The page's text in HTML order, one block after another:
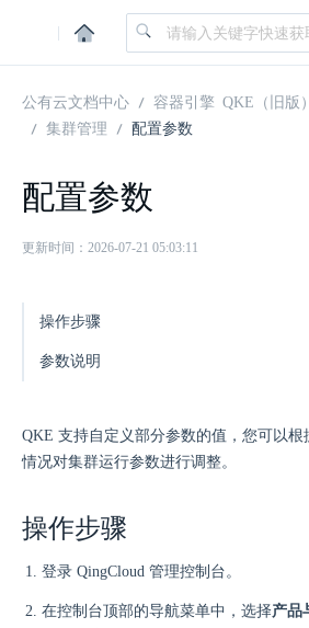
|
公有云文档中心 容器引擎 QKE（旧版）
集群管理
配置参数
配置参数
更新时间：2026-07-21 05:03:11
操作步骤
参数说明
QKE 支持自定义部分参数的值，您可以根
情况对集群运行参数进行调整。
操作步骤
登录 QingCloud 管理控制台。
在控制台顶部的导航菜单中，选择产品